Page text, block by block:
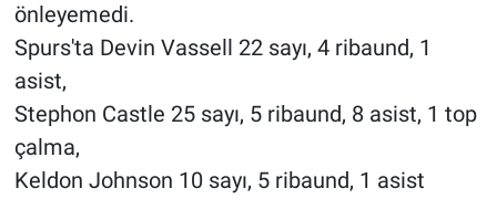
önleyemedi.
Spurs'ta Devin Vassell 22 sayı, 4 ribaund, 1
asist,
Stephon Castle 25 sayı, 5 ribaund, 8 asist, 1 top
çalma,
Keldon Johnson 10 sayı, 5 ribaund, 1 asist